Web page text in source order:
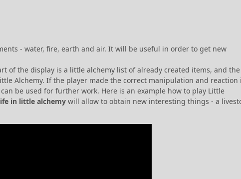
- water, fire, earth and air. It will be useful in order to get new
of the display is a little alchemy list of already created items, and
Alchemy. If the player made the correct manipulation and reaction
be used for further work. Here is an example how to play Little
in little alchemy will allow to obtain new interesting things - a